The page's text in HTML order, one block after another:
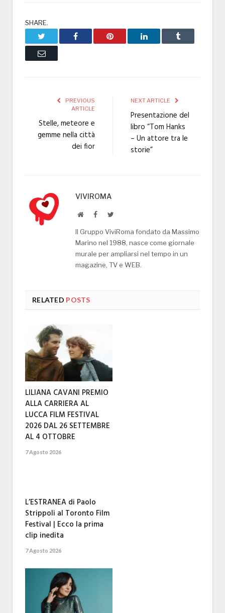
SHARE.
Facebook Pinterest LinkedIn Tumblr
Email
PREVIOUS
ARTICLE
Stelle, meteore e
gemme nella città
dei fior
NEXT ARTICLE
Presentazione del
libro “Tom Hanks
– Un attore tra le
storie”
VIVIROMA
WebsiteFacebookTwitter
Il Gruppo ViviRoma fondato da Massimo
Marino nel 1988, nasce come giornale
murale per ampliarsi nel tempo in un
magazine, TV e WEB.
RELATED POSTS
LILIANA CAVANI PREMIO
ALLA CARRIERA AL
LUCCA FILM FESTIVAL
2026 DAL 26 SETTEMBRE
AL 4 OTTOBRE
7 Agosto 2026
L’ESTRANEA di Paolo
Strippoli al Toronto Film
Festival | Ecco la prima
clip inedita
7 Agosto 2026